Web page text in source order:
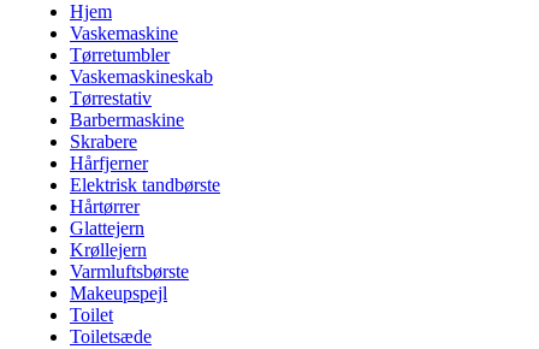
Hjem
Vaskemaskine
Tørretumbler
Vaskemaskineskab
Tørrestativ
Barbermaskine
Skrabere
Hårfjerner
Elektrisk tandbørste
Hårtørrer
Glattejern
Krøllejern
Varmluftsbørste
Makeupspejl
Toilet
Toiletsæde